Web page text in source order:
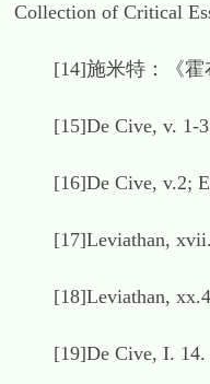
Collection of Critical
[14]施米特：《霍布
[15]De Cive, v. 1-
[16]De Cive, v.2;
[17]Leviathan, xvii.
[18]Leviathan, xx.4-
[19]De Cive, I. 14.